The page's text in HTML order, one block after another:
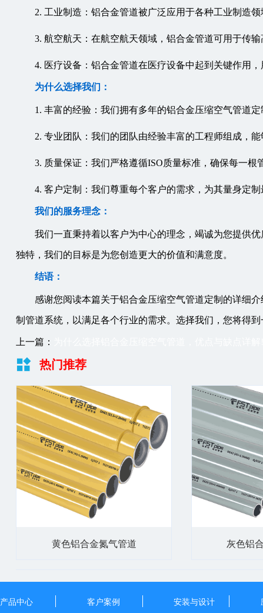
2. 工业制造：铝合金管道被广泛应用于各种工业制造
3. 航空航天：在航空航天领域，铝合金管道可用于传
4. 医疗设备：铝合金管道在医疗设备中起到关键作用，
为什么选择我们：
1. 丰富的经验：我们拥有多年的铝合金压缩空气管道
2. 专业团队：我们的团队由经验丰富的工程师组成，
3. 质量保证：我们严格遵循ISO质量标准，确保每一根
4. 客户定制：我们尊重每个客户的需求，为其量身定
我们的服务理念：
我们一直秉持着以客户为中心的理念，竭诚为您提供
独特，我们的目标是为您创造更大的价值和满意度。
结语：
感谢您阅读本篇关于铝合金压缩空气管道定制的详细
制管道系统，以满足各个行业的需求。选择我们，您将得
上一篇：
热门推荐
黄色铝合金氮气管道 灰色铝
产品中心 客户案例 安装与设计